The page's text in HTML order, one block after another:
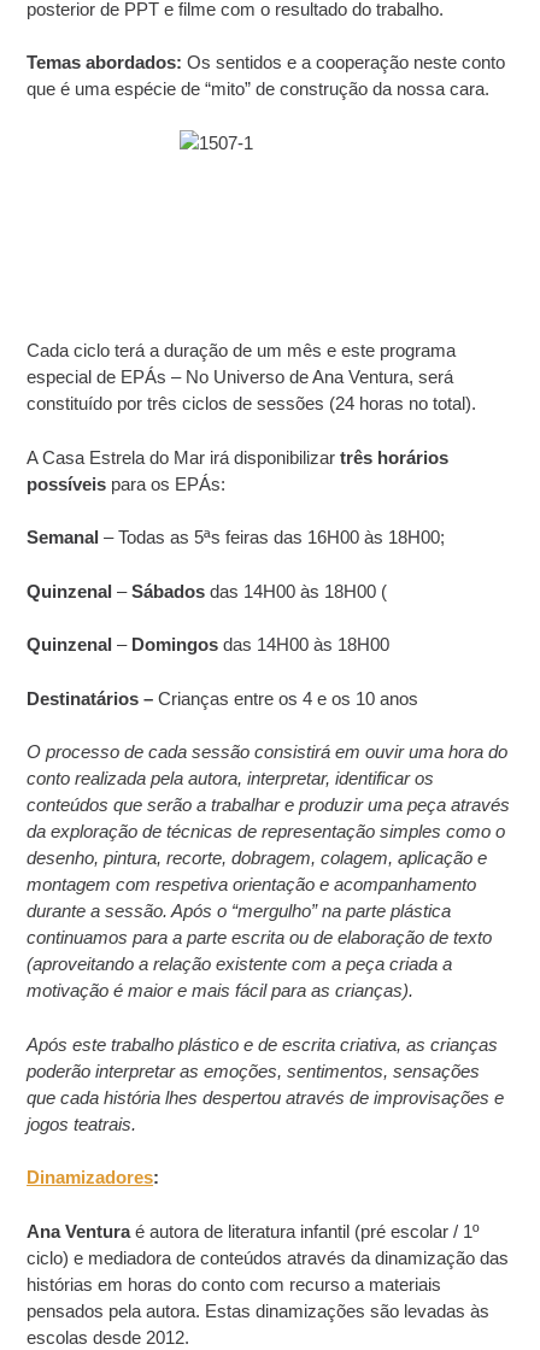
posterior de PPT e filme com o resultado do trabalho.
Temas abordados: Os sentidos e a cooperação neste conto
que é uma espécie de “mito” de construção da nossa cara.
Cada ciclo terá a duração de um mês e este programa
especial de EPÁs – No Universo de Ana Ventura, será
constituído por três ciclos de sessões (24 horas no total).
A Casa Estrela do Mar irá disponibilizartrês horários
possíveis para os EPÁs:
Semanal – Todas as 5ªs feiras das 16H00 às 18H00;
Quinzenal –Sábados das 14H00 às 18H00 (
Quinzenal– Domingos das 14H00 às 18H00
Destinatários – Crianças entre os 4 e os 10 anos
O processo de cada sessão consistirá em ouvir uma hora do
conto realizada pela autora, interpretar, identificar os
conteúdos que serão a trabalhar e produzir uma peça através
da exploração de técnicas de representação simples como o
desenho, pintura, recorte, dobragem, colagem, aplicação e
montagem com respetiva orientação e acompanhamento
durante a sessão. Após o “mergulho” na parte plástica
continuamos para a parte escrita ou de elaboração de texto
(aproveitando a relação existente com a peça criada a
motivação é maior e mais fácil para as crianças).
Após este trabalho plástico e de escrita criativa, as crianças
poderão interpretar as emoções, sentimentos, sensações
que cada história lhes despertou através de improvisações e
jogos teatrais.
Dinamizadores:
Ana Venturaé autora de literatura infantil (pré escolar / 1º
ciclo) e mediadora de conteúdos através da dinamização das
histórias em horas do conto com recurso a materiais
pensados pela autora. Estas dinamizações são levadas às
escolas desde 2012.